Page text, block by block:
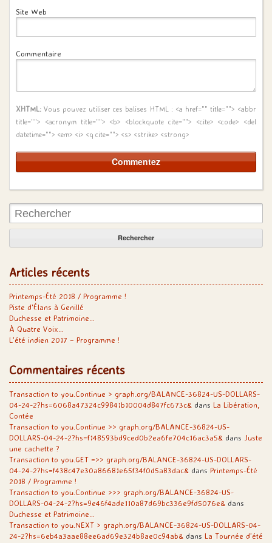
Site Web
Commentaire
XHTML: Vous pouvez utiliser ces balises HTML : <a href="" title=""> <abbr
title=""> <acronym title=""> <b> <blockquote cite=""> <cite> <code> <del
datetime=""> <em> <i> <q cite=""> <s> <strike> <strong>
Rechercher:
Articles récents
Printemps-Été 2018 / Programme !
Piste d’Élans à Genillé
Duchesse et Patrimoine…
À Quatre Voix…
L’été indien 2017 – Programme !
Commentaires récents
Transaction to you.Continue > graph.org/BALANCE-36824-US-DOLLARS-
04-24-2?hs=6068a47324c99841b10004d847fc673c& dans La Libération,
Contée
Transaction to you.Continue >> graph.org/BALANCE-36824-US-
DOLLARS-04-24-2?hs=f148593bd9ced0b2ea6fe704c16ac3a5& dans Juste
une cachette ?
Transaction to you.GET =>> graph.org/BALANCE-36824-US-DOLLARS-
04-24-2?hs=f438c47e30a86681e65f34f0d5a83dac& dans Printemps-Été
2018 / Programme !
Transaction to you.Continue >>> graph.org/BALANCE-36824-US-
DOLLARS-04-24-2?hs=9e46f4ade110a87d69bc336e9fd5076e& dans
Duchesse et Patrimoine…
Transaction to you.NEXT > graph.org/BALANCE-36824-US-DOLLARS-04-
24-2?hs=6eb4a3aae88ee6ad69e324b8ae0c94ab& dans La Tournée d’été